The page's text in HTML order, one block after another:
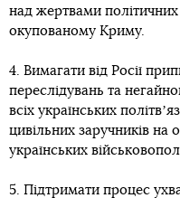
над жертвами політичних
окупованому Криму.
4. Вимагати від Росії
переслідувань та
всіх українських
цивільних заручників на
українських
5. Підтримати процес